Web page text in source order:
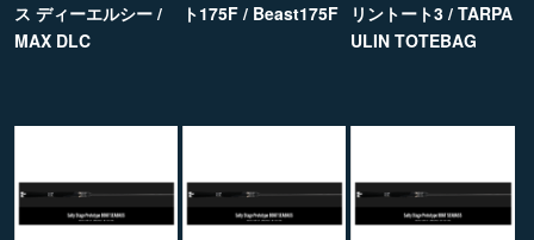
ス ディーエルシー /
MAX DLC
ト175F / Beast175F
リントート3 / TARPA
ULIN TOTEBAG